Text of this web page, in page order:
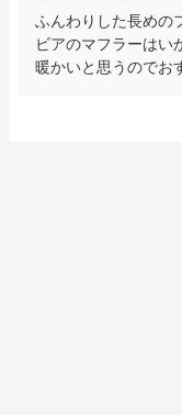
ふんわりした長めの
ビアのマフラーはい
暖かいと思うのでお